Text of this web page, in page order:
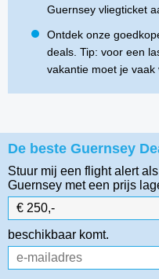
Guernsey vliegticket
Ontdek onze
deals. Tip: voor een
vakantie moet je vaak
De beste Guernsey
Stuur mij een flight alert
Guernsey met een prijs
beschikbaar komt.